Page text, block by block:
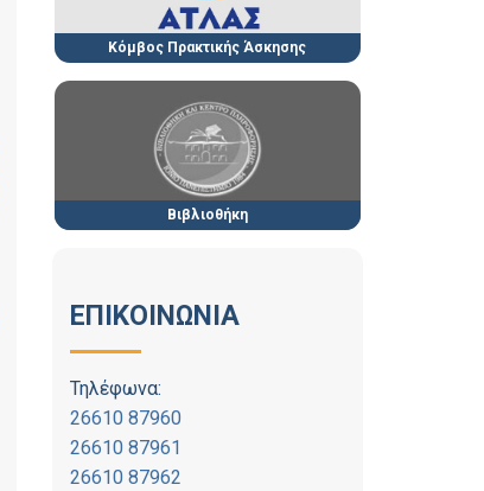
Κόμβος Πρακτικής Άσκησης
Βιβλιοθήκη
ΕΠΙΚΟΙΝΩΝΙΑ
Τηλέφωνα:
26610 87960
26610 87961
26610 87962